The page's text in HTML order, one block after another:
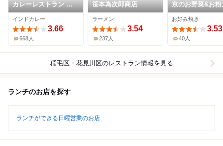
カレーレストラン シ
バ
インドカレー
3.66
668人
笹本為次郎商店
ラーメン
3.54
237人
京のお野菜&お粉
焼き 茄な
お好み焼き
3.53
40人
稲毛区・花見川区のレストラン情報を見る
ランチのお店を探す
ランチができる日曜営業のお店